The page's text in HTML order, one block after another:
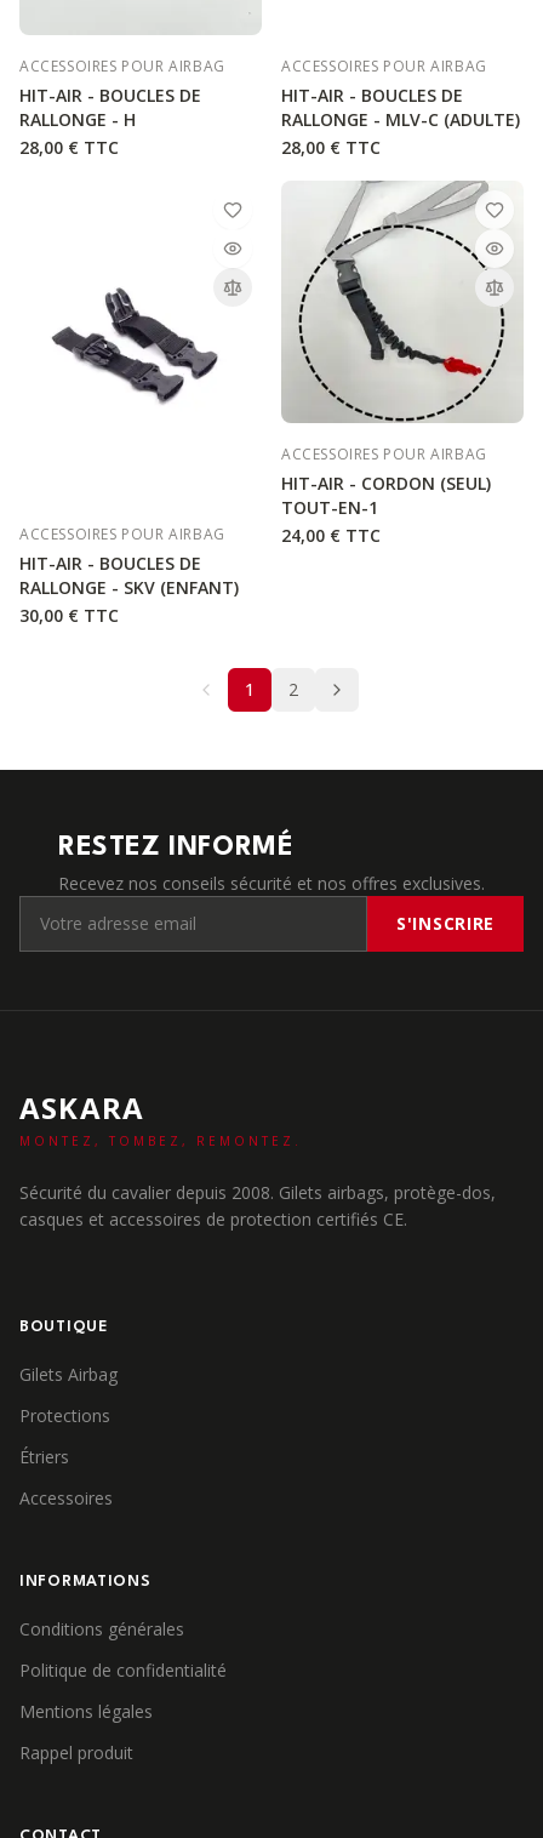
ACCESSOIRES POUR AIRBAG
HIT-AIR - BOUCLES DE
RALLONGE - H
28,00 € TTC
ACCESSOIRES POUR AIRBAG
HIT-AIR - BOUCLES DE
RALLONGE - MLV-C (ADULTE)
28,00 € TTC
ACCESSOIRES POUR AIRBAG
HIT-AIR - BOUCLES DE
RALLONGE - SKV (ENFANT)
30,00 € TTC
ACCESSOIRES POUR AIRBAG
HIT-AIR - CORDON (SEUL)
TOUT-EN-1
24,00 € TTC
1 2
RESTEZ INFORMÉ
Recevez nos conseils sécurité et nos offres exclusives.
S'INSCRIRE
ASKARA
MONTEZ, TOMBEZ, REMONTEZ.
Sécurité du cavalier depuis 2008. Gilets airbags, protège-dos,
casques et accessoires de protection certifiés CE.
BOUTIQUE
Gilets Airbag
Protections
Étriers
Accessoires
INFORMATIONS
Conditions générales
Politique de confidentialité
Mentions légales
Rappel produit